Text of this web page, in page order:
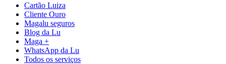
Cartão Luiza
Cliente Ouro
Magalu seguros
Blog da Lu
Maga +
WhatsApp da Lu
Todos os serviços